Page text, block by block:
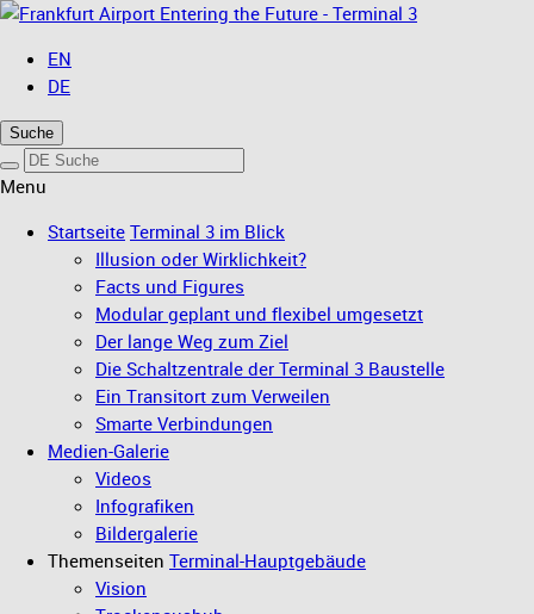
Entering the Future - Terminal 3
EN
DE
Suche
Menu
Startseite Terminal 3 im Blick
Illusion oder Wirklichkeit?
Facts und Figures
Modular geplant und flexibel umgesetzt
Der lange Weg zum Ziel
Die Schaltzentrale der Terminal 3 Baustelle
Ein Transitort zum Verweilen
Smarte Verbindungen
Medien-Galerie
Videos
Infografiken
Bildergalerie
Themenseiten Terminal-Hauptgebäude
Vision